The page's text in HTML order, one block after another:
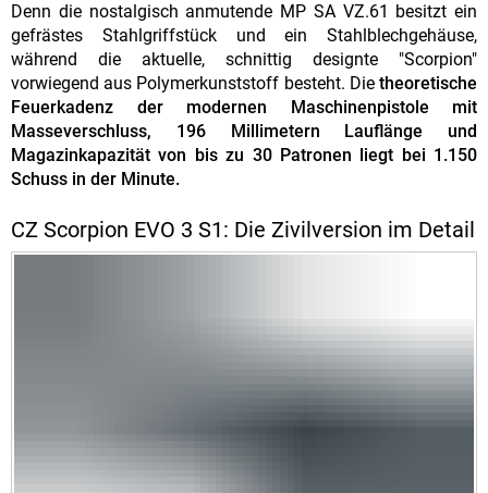
Denn die nostalgisch anmutende MP SA VZ.61 besitzt ein
gefrästes Stahlgriffstück und ein Stahlblechgehäuse,
während die aktuelle, schnittig designte "Scorpion"
vorwiegend aus Polymerkunststoff besteht. Die theoretische
Feuerkadenz der modernen Maschinenpistole mit
Masseverschluss, 196 Millimetern Lauflänge und
Magazinkapazität von bis zu 30 Patronen liegt bei 1.150
Schuss in der Minute.
CZ Scorpion EVO 3 S1: Die Zivilversion im Detail